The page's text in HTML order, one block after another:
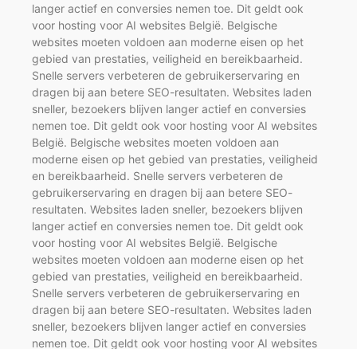
langer actief en conversies nemen toe. Dit geldt ook
voor hosting voor AI websites België. Belgische
websites moeten voldoen aan moderne eisen op het
gebied van prestaties, veiligheid en bereikbaarheid.
Snelle servers verbeteren de gebruikerservaring en
dragen bij aan betere SEO-resultaten. Websites laden
sneller, bezoekers blijven langer actief en conversies
nemen toe. Dit geldt ook voor hosting voor AI websites
België. Belgische websites moeten voldoen aan
moderne eisen op het gebied van prestaties, veiligheid
en bereikbaarheid. Snelle servers verbeteren de
gebruikerservaring en dragen bij aan betere SEO-
resultaten. Websites laden sneller, bezoekers blijven
langer actief en conversies nemen toe. Dit geldt ook
voor hosting voor AI websites België. Belgische
websites moeten voldoen aan moderne eisen op het
gebied van prestaties, veiligheid en bereikbaarheid.
Snelle servers verbeteren de gebruikerservaring en
dragen bij aan betere SEO-resultaten. Websites laden
sneller, bezoekers blijven langer actief en conversies
nemen toe. Dit geldt ook voor hosting voor AI websites